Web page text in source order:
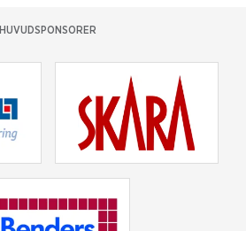
HUVUDSPONSORER